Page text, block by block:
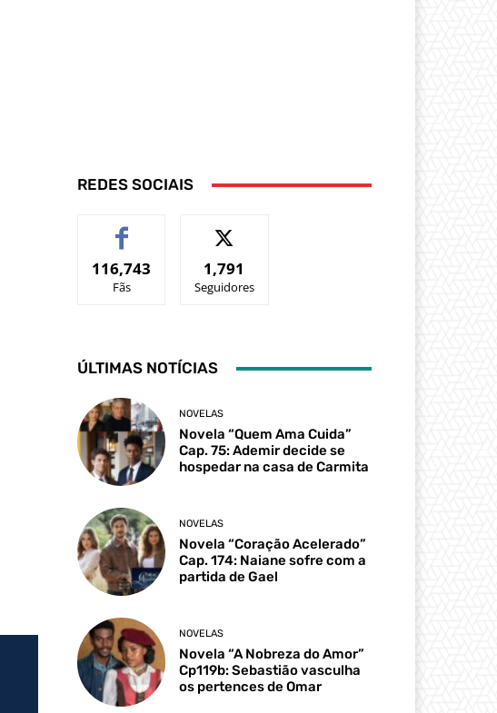
REDES SOCIAIS
116,743
Fãs
1,791
Seguidores
ÚLTIMAS NOTÍCIAS
NOVELAS
Novela “Quem Ama Cuida”
Cap. 75: Ademir decide se
hospedar na casa de Carmita
NOVELAS
Novela “Coração Acelerado”
Cap. 174: Naiane sofre com a
partida de Gael
NOVELAS
Novela “A Nobreza do Amor”
Cp119b: Sebastião vasculha
os pertences de Omar